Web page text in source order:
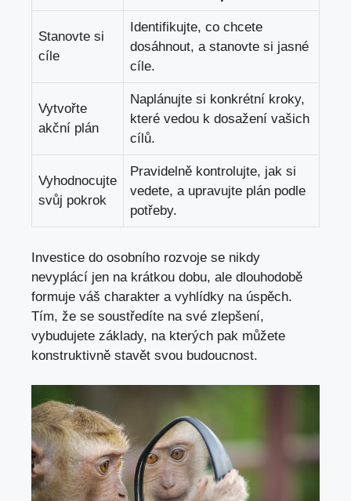
Stanovte si
cíle
Identifikujte, co chcete
dosáhnout, a stanovte si jasné
cíle.
Vytvořte
akční plán
Naplánujte si konkrétní kroky,
které vedou k dosažení vašich
cílů.
Vyhodnocujte
svůj pokrok
Pravidelně kontrolujte, jak si
vedete, a upravujte plán podle
potřeby.
Investice do osobního rozvoje se nikdy
nevyplácí jen na krátkou dobu, ale dlouhodobě
formuje váš charakter a vyhlídky na úspěch.
Tím, že se soustředíte na své zlepšení,
vybudujete základy, na kterých pak můžete
konstruktivně stavět svou budoucnost.